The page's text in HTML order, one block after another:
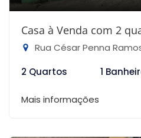
Casa à Venda com 2
Rua César Penna Ramos -
2 Quartos
1
Mais informações